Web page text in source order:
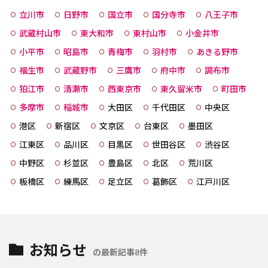
立川市 日野市 国立市 国分寺市
八王子市
武蔵村山市
東大和市 東村山市
小金井市
小平市
昭島市 青梅市 羽村市
あきる野市
福生市
武蔵野市 三鷹市 府中市
調布市
狛江市
清瀬市 西東京市 東久留米市
町田市
多摩市
稲城市 大田区 千代田区
中央区
港区
新宿区 文京区 台東区
墨田区
江東区
品川区 目黒区 世田谷区
渋谷区
中野区
杉並区 豊島区 北区
荒川区
板橋区
練馬区 足立区 葛飾区 江戸川区
お知らせ の最新記事8件